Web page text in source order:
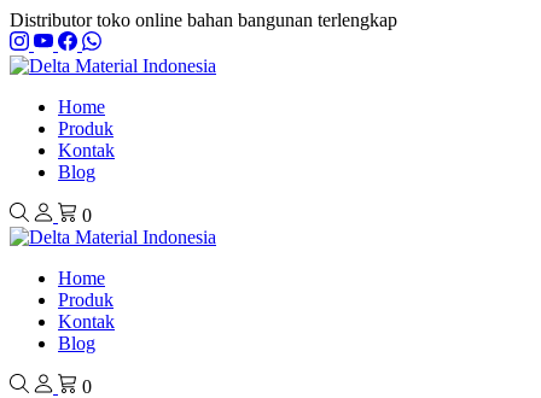
Distributor toko online bahan bangunan terlengkap
Home
Produk
Kontak
Blog
0
Home
Produk
Kontak
Blog
0